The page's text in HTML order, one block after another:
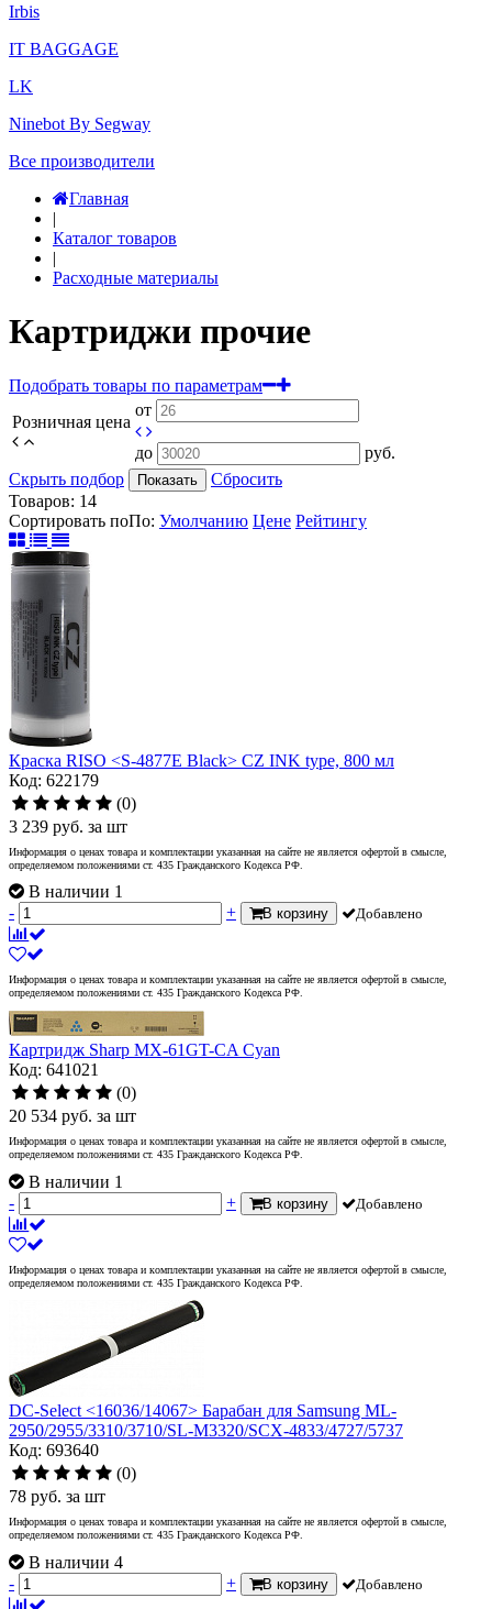
Irbis
IT BAGGAGE
LK
Ninebot By Segway
Все производители
Главная
|
Каталог товаров
|
Расходные материалы
Картриджи прочие
Подобрать товары по параметрам
Розничная цена
от
до
руб.
Скрыть подбор
Показать
Сбросить
Товаров: 14
Сортировать поПо: Умолчанию Цене Рейтингу
Краска RISO <S-4877E Black> СZ INK type, 800 мл
Код: 622179
(0)
3 239 руб. за шт
Информация о ценах товара и комплектации указанная на сайте не является офертой в смысле,
определяемом положениями ст. 435 Гражданского Кодекса РФ.
В наличии 1
-
+ В корзину Добавлено
Информация о ценах товара и комплектации указанная на сайте не является офертой в смысле,
определяемом положениями ст. 435 Гражданского Кодекса РФ.
Картридж Sharp MX-61GT-CA Cyan
Код: 641021
(0)
20 534 руб. за шт
Информация о ценах товара и комплектации указанная на сайте не является офертой в смысле,
определяемом положениями ст. 435 Гражданского Кодекса РФ.
В наличии 1
-
+ В корзину Добавлено
Информация о ценах товара и комплектации указанная на сайте не является офертой в смысле,
определяемом положениями ст. 435 Гражданского Кодекса РФ.
DC-Select <16036/14067> Барабан для Samsung ML-
2950/2955/3310/3710/SL-M3320/SCX-4833/4727/5737
Код: 693640
(0)
78 руб. за шт
Информация о ценах товара и комплектации указанная на сайте не является офертой в смысле,
определяемом положениями ст. 435 Гражданского Кодекса РФ.
В наличии 4
-
+ В корзину Добавлено